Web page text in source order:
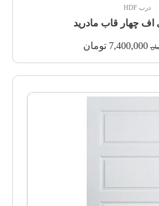
درب HDF
چهار قاب مادرید
7,400,000 تومان